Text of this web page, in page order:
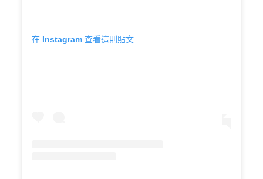
在 Instagram 查看這則貼文